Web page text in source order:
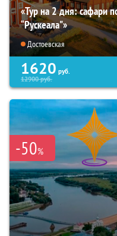
«Тур на 2 дня: сафари
“Рускеала"»
Достоевская
1620 руб.
12900руб.
-50%